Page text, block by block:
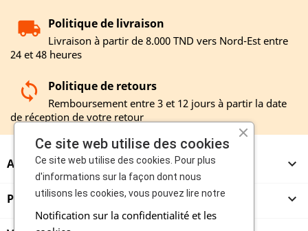
Politique de livraison
Livraison à partir de 8.000 TND vers Nord-Est entre
24 et 48 heures
Politique de retours
Remboursement entre 3 et 12 jours à partir la date
de réception de votre retour
A PROPOS 
PRODUITS 
Ce site web utilise des cookies
Ce site web utilise des cookies. Pour plus
d'informations sur la façon dont nous
utilisons les cookies, vous pouvez lire notre
Notification sur la confidentialité et les